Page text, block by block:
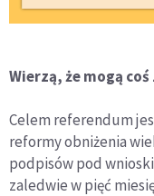
Wierzą, że mogą
Celem referendum
reformy obniżenia
podpisów pod
zaledwie w pięć